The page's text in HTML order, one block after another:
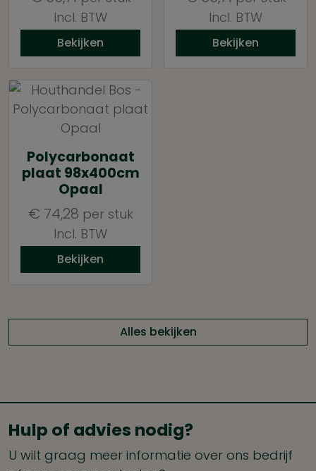
Incl. BTW
Bekijken
Incl. BTW
Bekijken
Polycarbonaat
plaat 98x400cm
Opaal
€ 74,28 per stuk
Incl. BTW
Bekijken
Alles bekijken
Hulp of advies nodig?
U wilt graag meer informatie over ons bedrijf